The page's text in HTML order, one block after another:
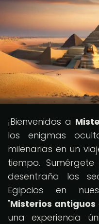
¡Bienvenidos a
los enigmas
milenarias en un
tiempo.
desentraña los
Egipcios en
"Misterios antiguos
una experiencia